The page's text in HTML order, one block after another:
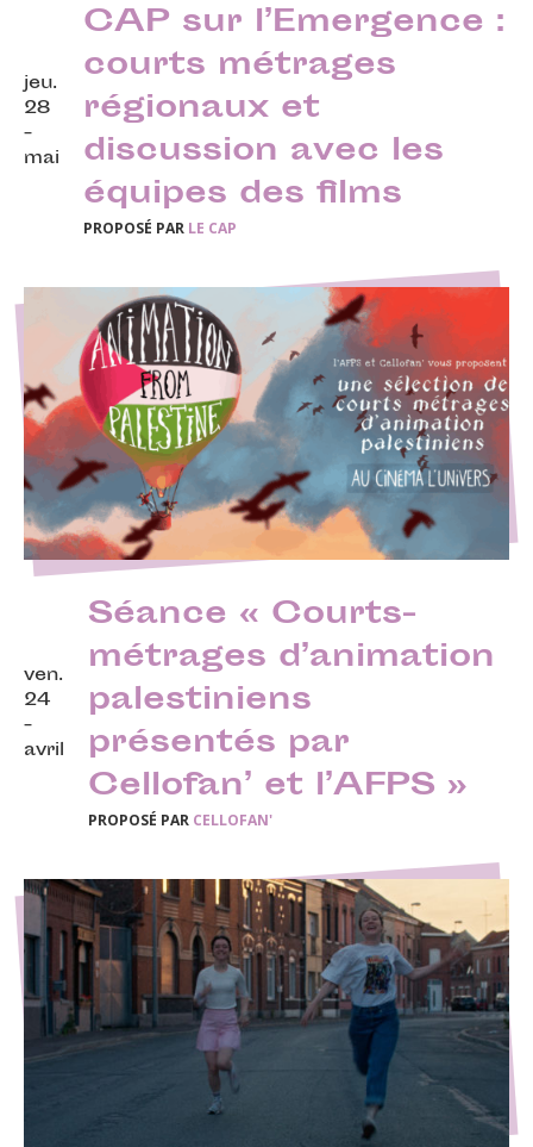
jeu.
28
-
mai
CAP sur l’Emergence :
courts métrages
régionaux et
discussion avec les
équipes des films
PROPOSÉ PAR LE CAP
ven.
24
-
avril
Séance « Courts-
métrages d’animation
palestiniens
présentés par
Cellofan’ et l’AFPS »
PROPOSÉ PAR CELLOFAN'